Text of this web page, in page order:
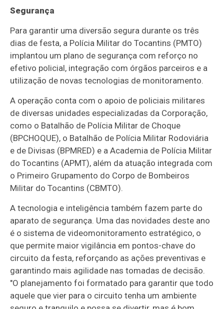
Segurança
Para garantir uma diversão segura durante os três
dias de festa, a Polícia Militar do Tocantins (PMTO)
implantou um plano de segurança com reforço no
efetivo policial, integração com órgãos parceiros e a
utilização de novas tecnologias de monitoramento.
A operação conta com o apoio de policiais militares
de diversas unidades especializadas da Corporação,
como o Batalhão de Polícia Militar de Choque
(BPCHOQUE), o Batalhão de Polícia Militar Rodoviária
e de Divisas (BPMRED) e a Academia de Polícia Militar
do Tocantins (APMT), além da atuação integrada com
o Primeiro Grupamento do Corpo de Bombeiros
Militar do Tocantins (CBMTO).
A tecnologia e inteligência também fazem parte do
aparato de segurança. Uma das novidades deste ano
é o sistema de videomonitoramento estratégico, o
que permite maior vigilância em pontos-chave do
circuito da festa, reforçando as ações preventivas e
garantindo mais agilidade nas tomadas de decisão.
"O planejamento foi formatado para garantir que todo
aquele que vier para o circuito tenha um ambiente